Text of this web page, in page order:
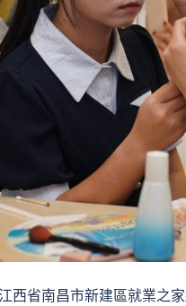
江西省南昌市新建區就業之